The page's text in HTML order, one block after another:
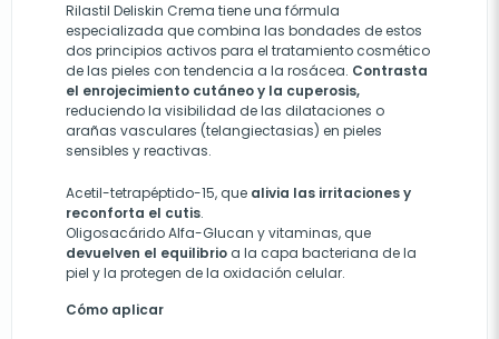
Rilastil Deliskin Crema tiene una fórmula
especializada que combina las bondades de estos
dos principios activos para el tratamiento cosmético
de las pieles con tendencia a la rosácea. Contrasta
el enrojecimiento cutáneo y la cuperosis,
reduciendo la visibilidad de las dilataciones o
arañas vasculares (telangiectasias) en pieles
sensibles y reactivas.
Acetil-tetrapéptido-15, que alivia las irritaciones y
reconforta el cutis.
Oligosacárido Alfa-Glucan y vitaminas, que
devuelven el equilibrio a la capa bacteriana de la
piel y la protegen de la oxidación celular.
Cómo aplicar